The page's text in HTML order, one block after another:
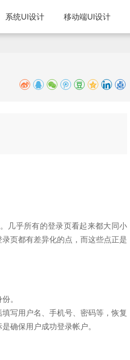
系统UI设计 移动端UI设计
几乎所有的登录页看起来都大同小
页都有差异化的点，而这些点正是
。
写用户名、手机号、密码等，恢复
确保用户成功登录帐户。